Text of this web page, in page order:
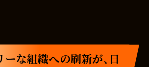
な組織への刷新が、日